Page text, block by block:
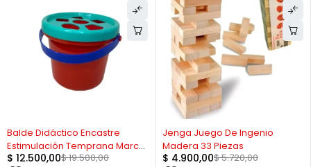
Balde Didáctico Encastre
Estimulación Temprana Marca
Risa
$19.500,00
$ 12.500,00
Jenga Juego De Ingenio
Madera 33 Piezas
$5.720,00
$ 4.900,00